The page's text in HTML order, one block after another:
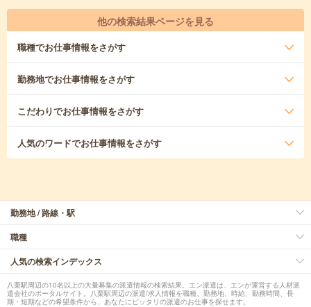
他の検索結果ページを見る
職種でお仕事情報をさがす
勤務地でお仕事情報をさがす
こだわりでお仕事情報をさがす
人気のワードでお仕事情報をさがす
勤務地 / 路線・駅
職種
人気の検索インデックス
八栗駅周辺の10名以上の大量募集の派遣情報の検索結果。エン派遣は、エンが運営する人材派
遣会社のポータルサイト。八栗駅周辺の派遣/求人情報を職種、勤務地、時給、勤務時間、長
期・短期などの希望条件から、あなたにピッタリの派遣のお仕事を探せます。